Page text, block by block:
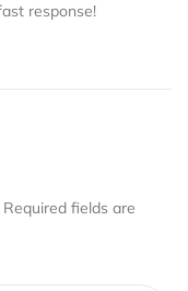
response!
Required fields are